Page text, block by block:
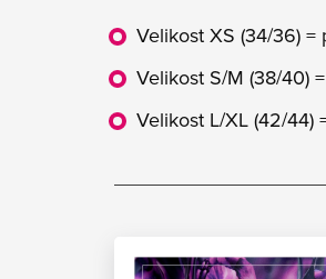
Velikost XS (34/36)
Velikost S/M (38/40)
Velikost L/XL (42/